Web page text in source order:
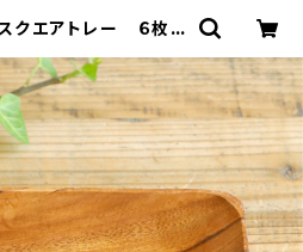
クエアトレー ６枚セ